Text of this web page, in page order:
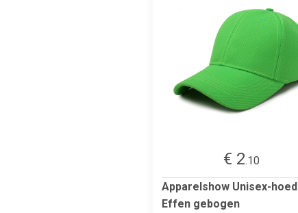
€ 2.10
Apparelshow Unisex-hoed
Effen gebogen